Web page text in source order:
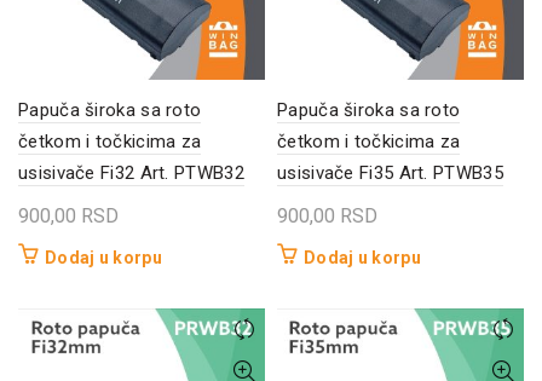
Papuča široka sa roto
četkom i točkicima za
usisivače Fi32 Art. PTWB32
900,00 RSD
Dodaj u korpu
Papuča široka sa roto
četkom i točkicima za
usisivače Fi35 Art. PTWB35
900,00 RSD
Dodaj u korpu